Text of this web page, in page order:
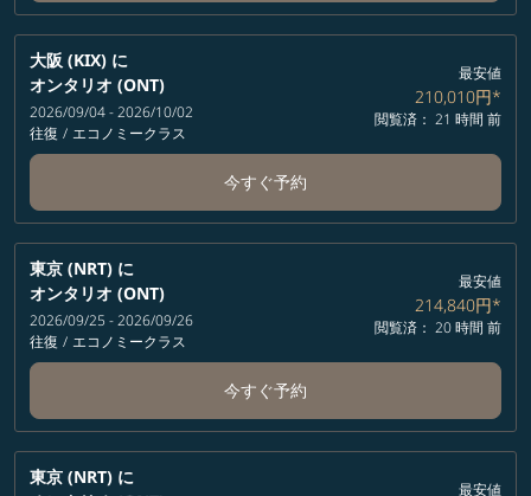
大阪 (KIX) に
オンタリオ (ONT)
2026/09/04 - 2026/10/02
往復 / エコノミークラス
最安値
210,010円*
閲覧済： 21 時間 前
今すぐ予約
東京 (NRT) に
オンタリオ (ONT)
2026/09/25 - 2026/09/26
往復 / エコノミークラス
最安値
214,840円*
閲覧済： 20 時間 前
今すぐ予約
東京 (NRT) に
最安値